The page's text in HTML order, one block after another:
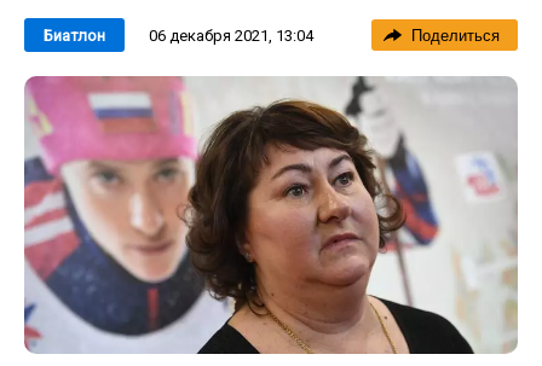
Биатлон 06 декабря 2021, 13:04 Поделиться